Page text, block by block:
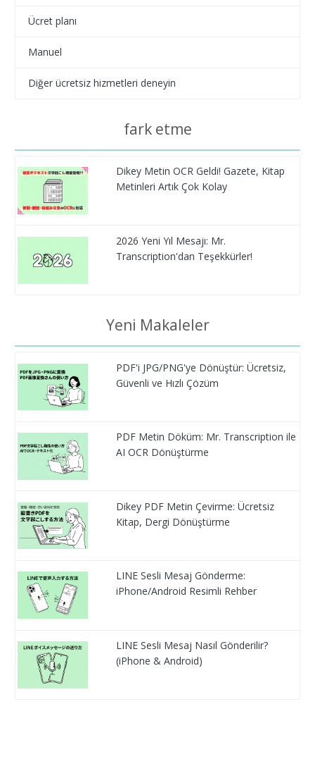
Ücret planı
Manuel
Diğer ücretsiz hizmetleri deneyin
fark etme
Dikey Metin OCR Geldi! Gazete, Kitap
Metinleri Artık Çok Kolay
2026 Yeni Yıl Mesajı: Mr.
Transcription'dan Teşekkürler!
Yeni Makaleler
PDF'i JPG/PNG'ye Dönüştür: Ücretsiz,
Güvenli ve Hızlı Çözüm
PDF Metin Döküm: Mr. Transcription ile
AI OCR Dönüştürme
Dikey PDF Metin Çevirme: Ücretsiz
Kitap, Dergi Dönüştürme
LINE Sesli Mesaj Gönderme:
iPhone/Android Resimli Rehber
LINE Sesli Mesaj Nasıl Gönderilir?
(iPhone & Android)